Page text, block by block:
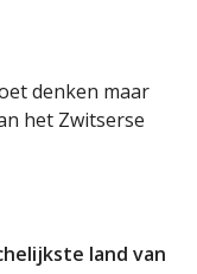
denken maar
het Zwitserse
land van